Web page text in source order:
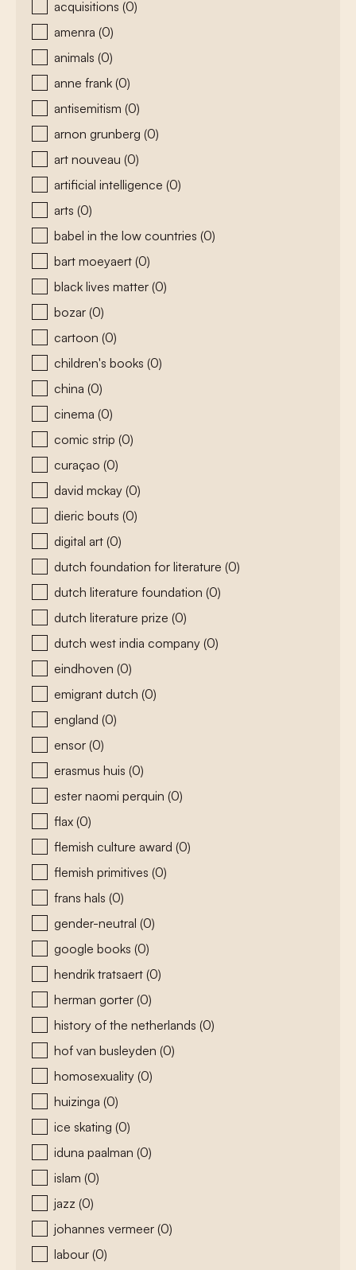
acquisitions (0)
amenra (0)
animals (0)
anne frank (0)
antisemitism (0)
arnon grunberg (0)
art nouveau (0)
artificial intelligence (0)
arts (0)
babel in the low countries (0)
bart moeyaert (0)
black lives matter (0)
bozar (0)
cartoon (0)
children's books (0)
china (0)
cinema (0)
comic strip (0)
curaçao (0)
david mckay (0)
dieric bouts (0)
digital art (0)
dutch foundation for literature (0)
dutch literature foundation (0)
dutch literature prize (0)
dutch west india company (0)
eindhoven (0)
emigrant dutch (0)
england (0)
ensor (0)
erasmus huis (0)
ester naomi perquin (0)
flax (0)
flemish culture award (0)
flemish primitives (0)
frans hals (0)
gender-neutral (0)
google books (0)
hendrik tratsaert (0)
herman gorter (0)
history of the netherlands (0)
hof van busleyden (0)
homosexuality (0)
huizinga (0)
ice skating (0)
iduna paalman (0)
islam (0)
jazz (0)
johannes vermeer (0)
labour (0)